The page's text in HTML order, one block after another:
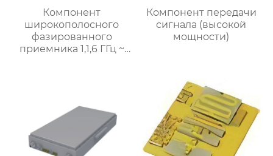
Компонент
широкополосного
фазированного
приемника 1,1,6 ГГц ~
Компонент передачи
сигнала (высокой
мощности)